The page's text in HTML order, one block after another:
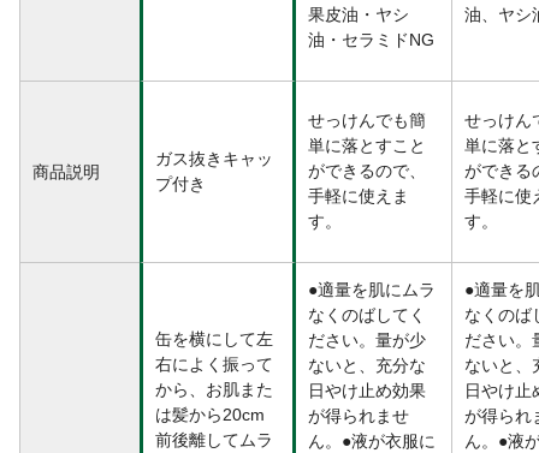
果皮油・ヤシ
油・セラミドNG
油、ヤシ
商品説明
ガス抜きキャッ
プ付き
せっけんでも簡
単に落とすこと
ができるので、
手軽に使えま
す。
せっけん
単に落と
ができる
手軽に使
す。
缶を横にして左
右によく振って
から、お肌また
は髪から20cm
前後離してムラ
●適量を肌にムラ
なくのばしてく
ださい。量が少
ないと、充分な
日やけ止め効果
が得られませ
ん。●液が衣服に
●適量を
なくのば
ださい。
ないと、
日やけ止
が得られ
ん。●液